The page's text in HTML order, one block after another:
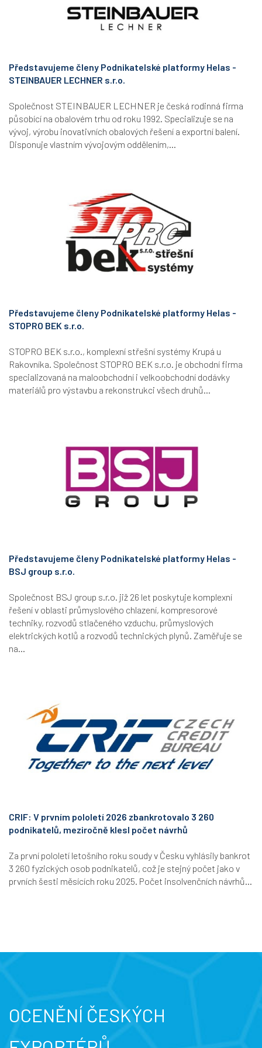
Představujeme členy Podnikatelské platformy Helas -
STEINBAUER LECHNER s.r.o.
Společnost STEINBAUER LECHNER je česká rodinná firma
působící na obalovém trhu od roku 1992. Specializuje se na
vývoj, výrobu inovativních obalových řešení a exportní balení.
Disponuje vlastním vývojovým oddělením,...
Představujeme členy Podnikatelské platformy Helas -
STOPRO BEK s.r.o.
STOPRO BEK s.r.o., komplexní střešní systémy Krupá u
Rakovníka. Společnost STOPRO BEK s.r.o. je obchodní firma
specializovaná na maloobchodní i velkoobchodní dodávky
materiálů pro výstavbu a rekonstrukci všech druhů...
Představujeme členy Podnikatelské platformy Helas -
BSJ group s.r.o.
Společnost BSJ group s.r.o. již 26 let poskytuje komplexní
řešení v oblasti průmyslového chlazení, kompresorové
techniky, rozvodů stlačeného vzduchu, průmyslových
elektrických kotlů a rozvodů technických plynů. Zaměřuje se
na...
CRIF: V prvním pololetí 2026 zbankrotovalo 3 260
podnikatelů, meziročně klesl počet návrhů
Za první pololetí letošního roku soudy v Česku vyhlásily bankrot
3 260 fyzických osob podnikatelů, což je stejný počet jako v
prvních šesti měsících roku 2025. Počet insolvenčních návrhů...
OCENĚNÍ ČESKÝCH